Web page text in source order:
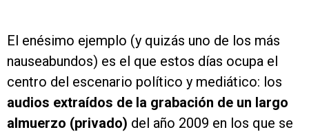
El enésimo ejemplo (y quizás uno de los más
nauseabundos) es el que estos días ocupa el
centro del escenario político y mediático: los
audios extraídos de la grabación de un largo
almuerzo (privado) del año 2009 en los que se